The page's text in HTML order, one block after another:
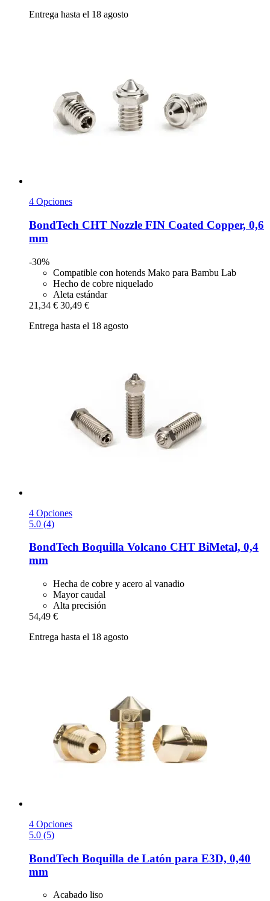
Entrega hasta el 18 agosto
4 Opciones
BondTech CHT Nozzle FIN Coated Copper, 0,6
mm
-30%
Compatible con hotends Mako para Bambu Lab
Hecho de cobre niquelado
Aleta estándar
21,34 € 30,49 €
Entrega hasta el 18 agosto
4 Opciones
5.0 (4)
BondTech Boquilla Volcano CHT BiMetal, 0,4
mm
Hecha de cobre y acero al vanadio
Mayor caudal
Alta precisión
54,49 €
Entrega hasta el 18 agosto
4 Opciones
5.0 (5)
BondTech Boquilla de Latón para E3D, 0,40
mm
Acabado liso